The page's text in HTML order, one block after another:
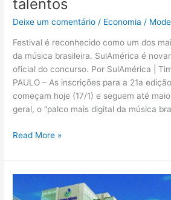
talentos
Deixe um comentário / Economia /
Festival é reconhecido como um dos
da música brasileira. SulAmérica é
oficial do concurso. Por SulAmérica |
PAULO – As inscrições para a 21a
começam hoje (17/1) e seguem até
geral, o “palco mais digital da música
Read More »
Edmundo